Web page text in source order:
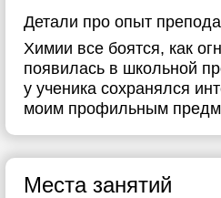
Детали про опыт
Химии все боятся, как
появилась в школьной
у ученика сохранялся
моим профильным
Места занятий